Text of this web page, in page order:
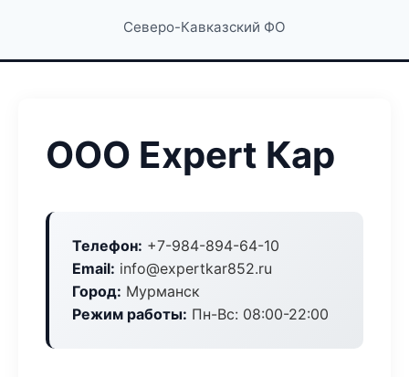
Северо-Кавказский ФО
ООО Expert Кар
Телефон: +7-984-894-64-10
Email: info@expertkar852.ru
Город: Мурманск
Режим работы: Пн-Вс: 08:00-22:00